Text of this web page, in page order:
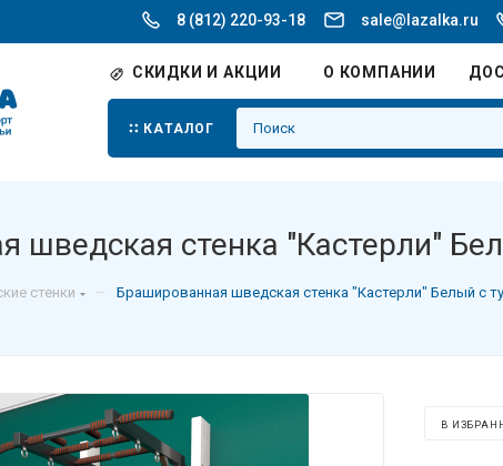
8 (812) 220-93-18 sale@lazalka.ru
СКИДКИ И АКЦИИ О КОМПАНИИ
КАТАЛОГ
шведская стенка "Кастерли"
стенки – Брашированная шведская стенка "Кастерли" Белый с
В